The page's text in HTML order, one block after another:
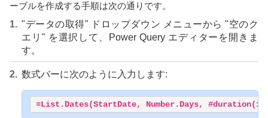
ーブルを作成する手順は次の通りです。
"データの取得" ドロップダウン メニューから "空のク
エリ" を選択して、Power Query エディターを開きま
す。
数式バーに次のように入力します:
=List.Dates(StartDate, Number.Days,